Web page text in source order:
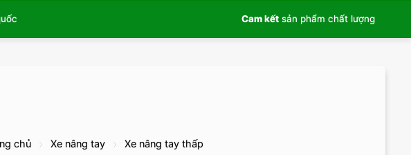
Cam kết sản phẩm chất lượng
chủ Xe nâng tay Xe nâng tay thấp